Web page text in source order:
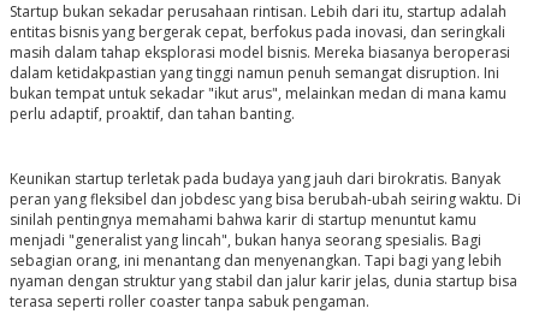
Startup bukan sekadar perusahaan rintisan. Lebih dari itu, startup adalah
entitas bisnis yang bergerak cepat, berfokus pada inovasi, dan seringkali
masih dalam tahap eksplorasi model bisnis. Mereka biasanya beroperasi
dalam ketidakpastian yang tinggi namun penuh semangat disruption. Ini
bukan tempat untuk sekadar "ikut arus", melainkan medan di mana kamu
perlu adaptif, proaktif, dan tahan banting.
Keunikan startup terletak pada budaya yang jauh dari birokratis. Banyak
peran yang fleksibel dan jobdesc yang bisa berubah-ubah seiring waktu. Di
sinilah pentingnya memahami bahwa karir di startup menuntut kamu
menjadi "generalist yang lincah", bukan hanya seorang spesialis. Bagi
sebagian orang, ini menantang dan menyenangkan. Tapi bagi yang lebih
nyaman dengan struktur yang stabil dan jalur karir jelas, dunia startup bisa
terasa seperti roller coaster tanpa sabuk pengaman.